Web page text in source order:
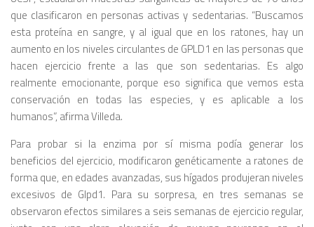
que clasificaron en personas activas y sedentarias. “Buscamos
esta proteína en sangre, y al igual que en los ratones, hay un
aumento en los niveles circulantes de GPLD1 en las personas que
hacen ejercicio frente a las que son sedentarias. Es algo
realmente emocionante, porque eso significa que vemos esta
conservación en todas las especies, y es aplicable a los
humanos”, afirma Villeda.
Para probar si la enzima por sí misma podía generar los
beneficios del ejercicio, modificaron genéticamente a ratones de
forma que, en edades avanzadas, sus hígados produjeran niveles
excesivos de Glpd1. Para su sorpresa, en tres semanas se
observaron efectos similares a seis semanas de ejercicio regular,